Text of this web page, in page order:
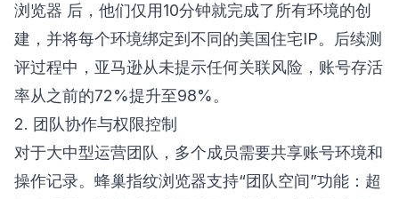
浏览器 后，他们仅用10分钟就完成了所有环境的创
建，并将每个环境绑定到不同的美国住宅IP。后续测
评过程中，亚马逊从未提示任何关联风险，账号存活
率从之前的72%提升至98%。
2. 团队协作与权限控制
对于大中型运营团队，多个成员需要共享账号环境和
操作记录。蜂巢指纹浏览器支持“团队空间”功能：超